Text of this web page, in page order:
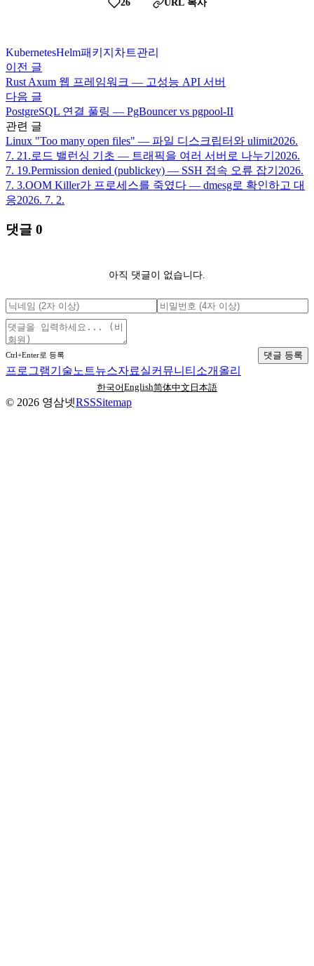
26 URL 복사
KubernetesHelm패키지 차트관리
이전 글
Rust Axum 웹 프레임워크 — 고성능 API 서버
다음 글
PostgreSQL 연결 풀링 — PgBouncer vs pgpool-II
관련 글
Linux "Too many open files" — 파일 디스크립터와 ulimit2026.
7. 21.로드 밸런싱 기초 — 트래픽을 여러 서버로 나누기 2026.
7. 19.Permission denied (publickey) — SSH 접속 오류 잡기 2026.
7. 3.OOM Killer가 프로세스를 죽였다 — dmesg로 확인하고 대
응2026. 7. 2.
댓글 0
아직 댓글이 없습니다.
Ctrl+Enter로 등록 댓글 등록
프로그램기술노트뉴스자료실커뮤니티 소개 올리
한국어English简体中文 日本語
© 2026 영삼넷RSSSitemap